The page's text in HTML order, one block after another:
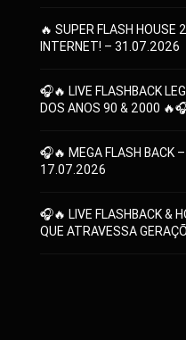
🔥 SUPER FLASH HOUSE
INTERNET! – 31.07.2026
🎧🔥 LIVE FLASHBACK
DOS ANOS 90 & 2000
🎧🔥 MEGA FLASH BACK
17.07.2026
🎧🔥 LIVE FLASHBACK &
QUE ATRAVESSA